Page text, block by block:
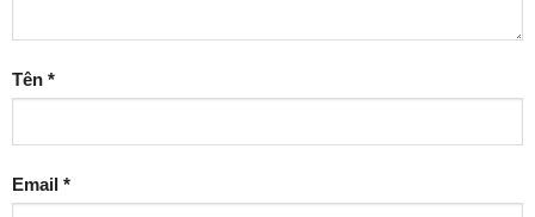
Tên *
Email *